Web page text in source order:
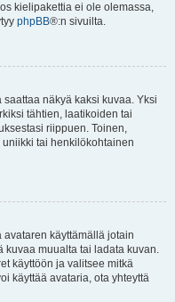
kielipakettia ei ole olemassa,
phpBB®:n sivuilta.
näkyä kaksi kuvaa. Yksi
tähtien, laatikoiden tai
riippuen. Toinen,
tai henkilökohtainen
avataren käyttämällä jotain
kuvaa muualta tai ladata kuvan.
käyttöön ja valitsee mitkä
käyttää avataria, ota yhteyttä